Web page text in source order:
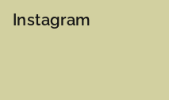
Instagram